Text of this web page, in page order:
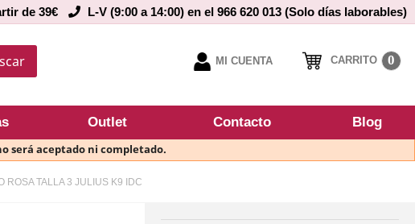
de 39€ L-V (9:00 a 14:00) en el 966 620 013 (Solo días laborables)
MI CUENTA CARRITO 0
Outlet Contacto Blog
será aceptado ni completado.
ROSA TALLA 3 JULIUS K9 IDC